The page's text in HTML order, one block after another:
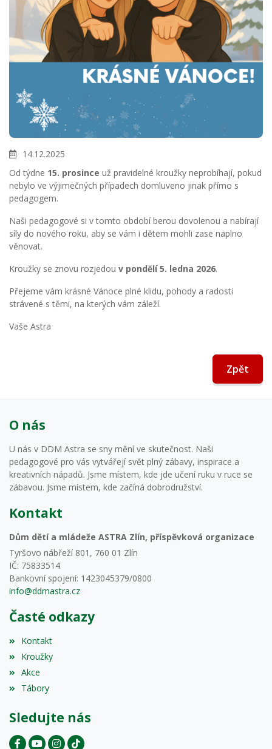
14.12.2025
Od týdne 15. prosince už pravidelné kroužky neprobíhají, pokud
nebylo ve výjimečných případech domluveno jinak přímo s
pedagogem.
Naši pedagogové si v tomto období berou dovolenou a nabírají
síly do nového roku, aby se vám i dětem mohli zase naplno
věnovat.
Kroužky se znovu rozjedou v pondělí 5. ledna 2026.
Přejeme vám krásné Vánoce plné klidu, pohody a radosti
strávené s těmi, na kterých vám záleží.
Vaše Astra
Zpět
O nás
U nás v DDM Astra se sny mění ve skutečnost. Naši
pedagogové pro vás vytvářejí svět plný zábavy, inspirace a
kreativních nápadů. Jsme místem, kde jde učení ruku v ruce se
zábavou. Jsme místem, kde začíná dobrodružství.
Kontakt
Dům dětí a mládeže ASTRA Zlín, příspěvková organizace
Tyršovo nábřeží 801, 760 01 Zlín
IČ: 75833514
Bankovní spojení: 1423045379/0800
info@ddmastra.cz
Časté odkazy
Kontakt
Kroužky
Akce
Tábory
Sledujte nás